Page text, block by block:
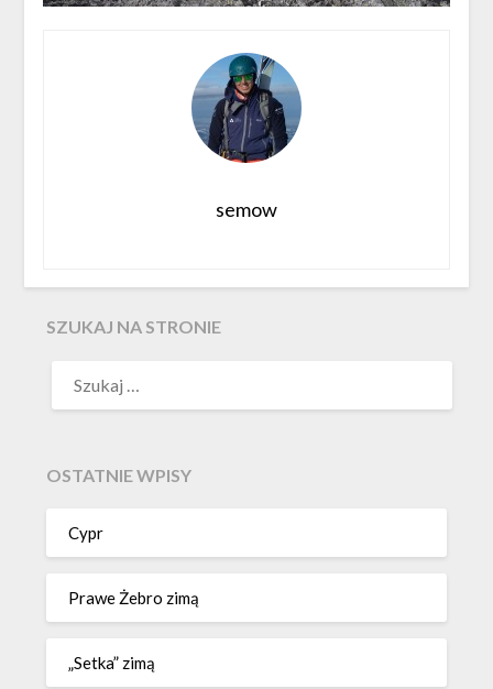
semow
SZUKAJ NA STRONIE
OSTATNIE WPISY
Cypr
Prawe Żebro zimą
„Setka” zimą